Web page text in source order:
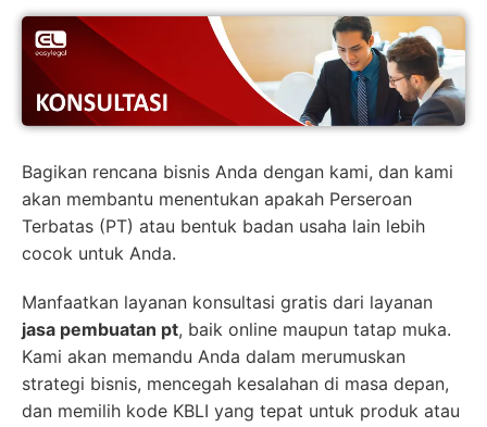
Bagikan rencana bisnis Anda dengan kami, dan kami
akan membantu menentukan apakah Perseroan
Terbatas (PT) atau bentuk badan usaha lain lebih
cocok untuk Anda.
Manfaatkan layanan konsultasi gratis dari layanan
jasa pembuatan pt, baik online maupun tatap muka.
Kami akan memandu Anda dalam merumuskan
strategi bisnis, mencegah kesalahan di masa depan,
dan memilih kode KBLI yang tepat untuk produk atau